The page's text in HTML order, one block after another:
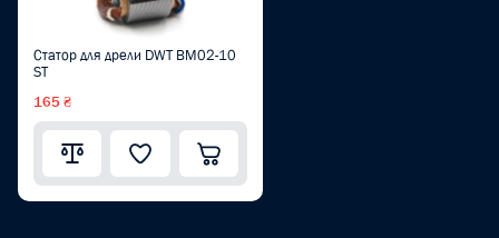
Статор для дрели DWT BM02-10
ST
165 ₴